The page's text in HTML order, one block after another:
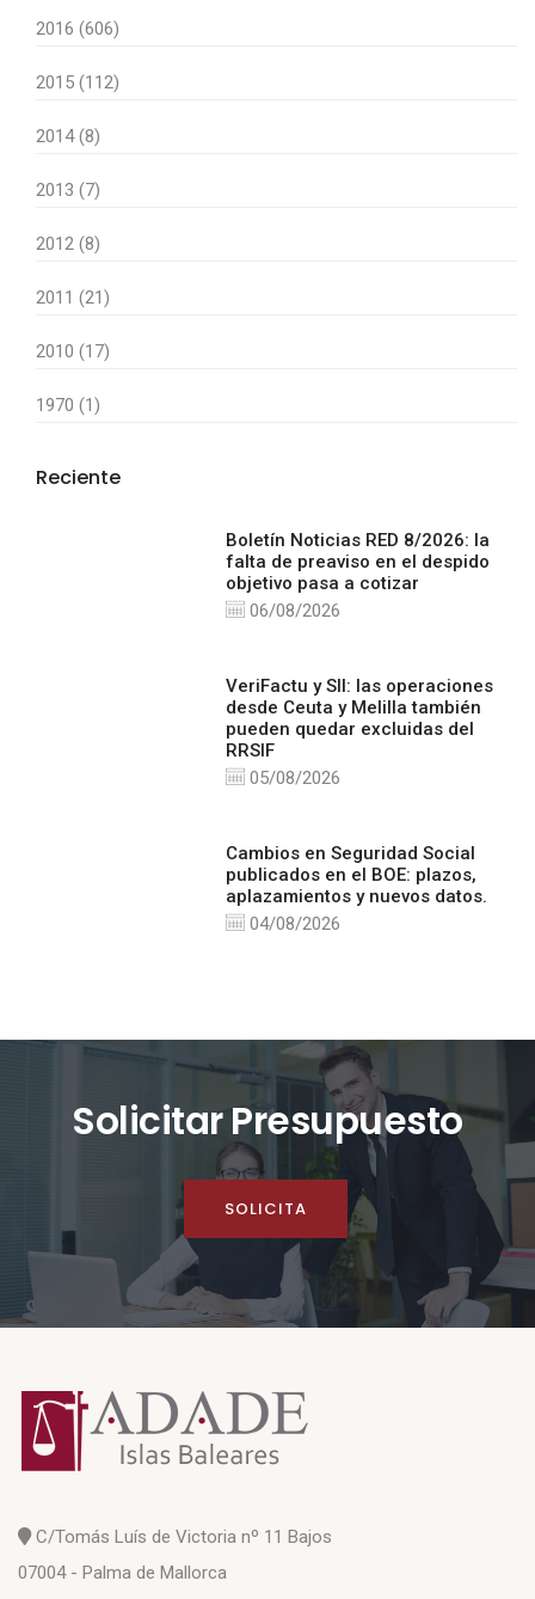
2016 (606)
2015 (112)
2014 (8)
2013 (7)
2012 (8)
2011 (21)
2010 (17)
1970 (1)
Reciente
Boletín Noticias RED 8/2026: la
falta de preaviso en el despido
objetivo pasa a cotizar
06/08/2026
VeriFactu y SII: las operaciones
desde Ceuta y Melilla también
pueden quedar excluidas del
RRSIF
05/08/2026
Cambios en Seguridad Social
publicados en el BOE: plazos,
aplazamientos y nuevos datos.
04/08/2026
Solicitar Presupuesto
SOLICITA
C/Tomás Luís de Victoria nº 11 Bajos
07004 - Palma de Mallorca